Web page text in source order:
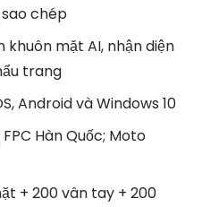
chép
khuôn mặt AI, nhận diện
trang
Android và Windows 10
Hàn Quốc; Moto
+ 200 vân tay + 200